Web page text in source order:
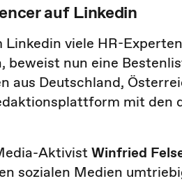
auf Linkedin
viele HR-
nun eine
aus Deutschland,
mit
AktivistWinfried
sozialen Medien